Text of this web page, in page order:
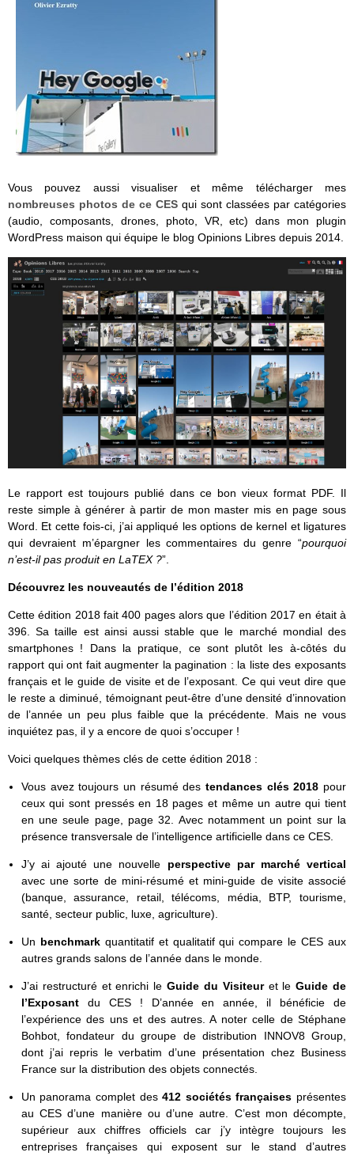
Vous pouvez aussi visualiser et même télécharger mes
nombreuses photos de ce CES qui sont classées par catégories
(audio, composants, drones, photo, VR, etc) dans mon plugin
WordPress maison qui équipe le blog Opinions Libres depuis 2014.
Le rapport est toujours publié dans ce bon vieux format PDF. Il
reste simple à générer à partir de mon master mis en page sous
Word. Et cette fois-ci, j’ai appliqué les options de kernel et ligatures
qui devraient m’épargner les commentaires du genre “pourquoi
n’est-il pas produit en LaTEX ?”.
Découvrez les nouveautés de l’édition 2018
Cette édition 2018 fait 400 pages alors que l’édition 2017 en était à
396. Sa taille est ainsi aussi stable que le marché mondial des
smartphones ! Dans la pratique, ce sont plutôt les à-côtés du
rapport qui ont fait augmenter la pagination : la liste des exposants
français et le guide de visite et de l’exposant. Ce qui veut dire que
le reste a diminué, témoignant peut-être d’une densité d’innovation
de l’année un peu plus faible que la précédente. Mais ne vous
inquiétez pas, il y a encore de quoi s’occuper !
Voici quelques thèmes clés de cette édition 2018 :
Vous avez toujours un résumé des tendances clés 2018 pour
ceux qui sont pressés en 18 pages et même un autre qui tient
en une seule page, page 32. Avec notamment un point sur la
présence transversale de l’intelligence artificielle dans ce CES.
J’y ai ajouté une nouvelle perspective par marché vertical
avec une sorte de mini-résumé et mini-guide de visite associé
(banque, assurance, retail, télécoms, média, BTP, tourisme,
santé, secteur public, luxe, agriculture).
Un benchmark quantitatif et qualitatif qui compare le CES aux
autres grands salons de l’année dans le monde.
J’ai restructuré et enrichi leGuide du Visiteur et leGuide de
l’Exposant du CES ! D’année en année, il bénéficie de
l’expérience des uns et des autres. A noter celle de Stéphane
Bohbot, fondateur du groupe de distribution INNOV8 Group,
dont j’ai repris le verbatim d’une présentation chez Business
France sur la distribution des objets connectés.
Un panorama complet des412 sociétés françaises présentes
au CES d’une manière ou d’une autre. C’est mon décompte,
supérieur aux chiffres officiels car j’y intègre toujours les
entreprises françaises qui exposent sur le stand d’autres